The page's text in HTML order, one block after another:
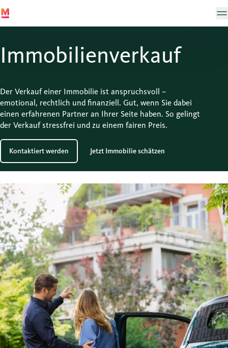
Immobilien­verkauf
Der Verkauf einer Immobilie ist anspruchsvoll –
emotional, rechtlich und finanziell. Gut, wenn Sie dabei
einen erfahrenen Partner an Ihrer Seite haben. So gelingt
der Verkauf stressfrei und zu einem fairen Preis.
Kontaktiert werden Jetzt Immobilie schätzen